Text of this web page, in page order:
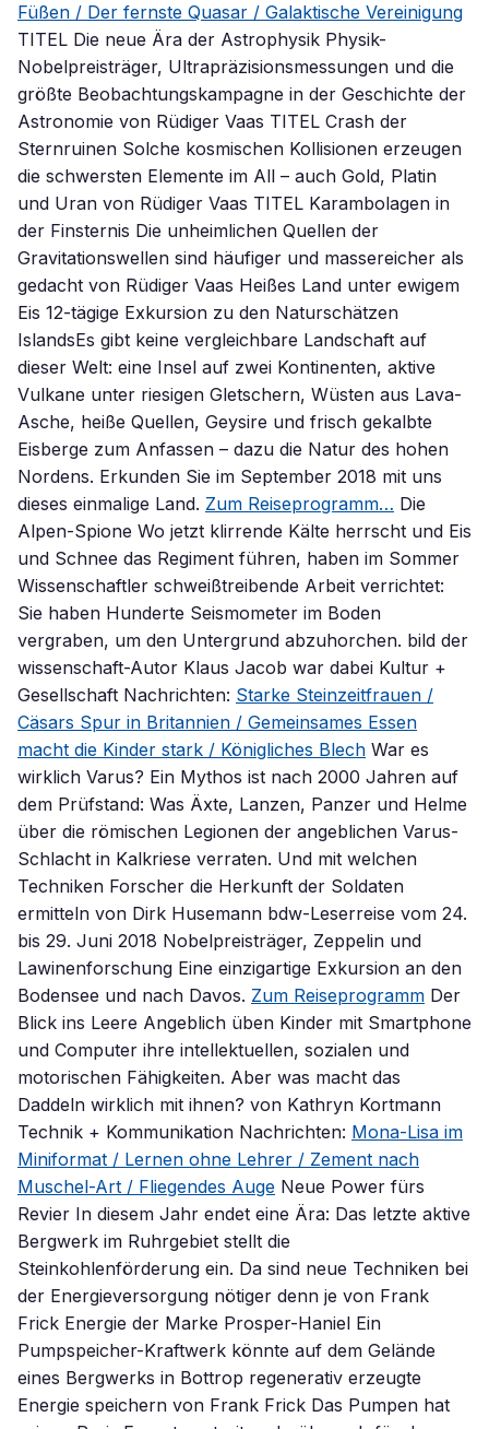
Füßen / Der fernste Quasar / Galaktische Vereinigung
TITEL Die neue Ära der Astrophysik Physik-
Nobelpreisträger, Ultrapräzisionsmessungen und die
größte Beobachtungskampagne in der Geschichte der
Astronomie von Rüdiger Vaas TITEL Crash der
Sternruinen Solche kosmischen Kollisionen erzeugen
die schwersten Elemente im All – auch Gold, Platin
und Uran von Rüdiger Vaas TITEL Karambolagen in
der Finsternis Die unheimlichen Quellen der
Gravitationswellen sind häufiger und massereicher als
gedacht von Rüdiger Vaas Heißes Land unter ewigem
Eis 12-tägige Exkursion zu den Naturschätzen
IslandsEs gibt keine vergleichbare Landschaft auf
dieser Welt: eine Insel auf zwei Kontinenten, aktive
Vulkane unter riesigen Gletschern, Wüsten aus Lava-
Asche, heiße Quellen, Geysire und frisch gekalbte
Eisberge zum Anfassen – dazu die Natur des hohen
Nordens. Erkunden Sie im September 2018 mit uns
dieses einmalige Land. Zum Reiseprogramm… Die
Alpen-Spione Wo jetzt klirrende Kälte herrscht und Eis
und Schnee das Regiment führen, haben im Sommer
Wissenschaftler schweißtreibende Arbeit verrichtet:
Sie haben Hunderte Seismometer im Boden
vergraben, um den Untergrund abzuhorchen. bild der
wissenschaft-Autor Klaus Jacob war dabei Kultur +
Gesellschaft Nachrichten: Starke Steinzeitfrauen /
Cäsars Spur in Britannien / Gemeinsames Essen
macht die Kinder stark / Königliches Blech War es
wirklich Varus? Ein Mythos ist nach 2000 Jahren auf
dem Prüfstand: Was Äxte, Lanzen, Panzer und Helme
über die römischen Legionen der angeblichen Varus-
Schlacht in Kalkriese verraten. Und mit welchen
Techniken Forscher die Herkunft der Soldaten
ermitteln von Dirk Husemann bdw-Leserreise vom 24.
bis 29. Juni 2018 Nobelpreisträger, Zeppelin und
Lawinenforschung Eine einzigartige Exkursion an den
Bodensee und nach Davos. Zum Reiseprogramm Der
Blick ins Leere Angeblich üben Kinder mit Smartphone
und Computer ihre intellektuellen, sozialen und
motorischen Fähigkeiten. Aber was macht das
Daddeln wirklich mit ihnen? von Kathryn Kortmann
Technik + Kommunikation Nachrichten: Mona-Lisa im
Miniformat / Lernen ohne Lehrer / Zement nach
Muschel-Art / Fliegendes Auge Neue Power fürs
Revier In diesem Jahr endet eine Ära: Das letzte aktive
Bergwerk im Ruhrgebiet stellt die
Steinkohlenförderung ein. Da sind neue Techniken bei
der Energieversorgung nötiger denn je von Frank
Frick Energie der Marke Prosper-Haniel Ein
Pumpspeicher-Kraftwerk könnte auf dem Gelände
eines Bergwerks in Bottrop regenerativ erzeugte
Energie speichern von Frank Frick Das Pumpen hat